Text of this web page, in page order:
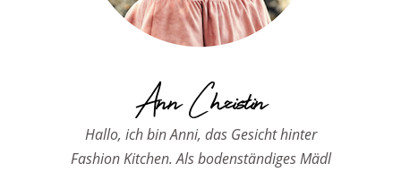
Ann Christin
Hallo, ich bin Anni, das Gesicht hinter
Fashion Kitchen. Als bodenständiges Mädl